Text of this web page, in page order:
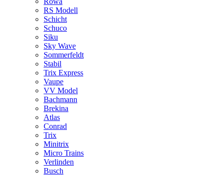
RS Modell
Schicht
Schuco
Siku
Sky Wave
Sommerfeldt
Stabil
Trix Express
Vaupe
VV Model
Bachmann
Brekina
Atlas
Conrad
Trix
Minitrix
Micro Trains
Verlinden
Busch